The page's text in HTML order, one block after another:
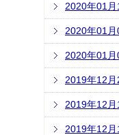
2020年01
2020年01
2020年01
2019年12
2019年12
2019年12